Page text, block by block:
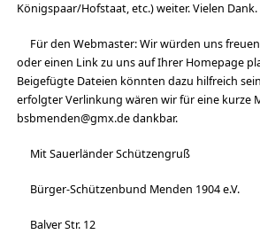
Königspaar/Hofstaat, etc.) weiter. Vielen Dank.
Für den Webmaster: Wir würden uns
oder einen Link zu uns auf Ihrer Homepage
Beigefügte Dateien könnten dazu hilfreich
erfolgter Verlinkung wären wir für eine kurze
bsbmenden@gmx.de dankbar.
Mit Sauerländer Schützengruß
Bürger-Schützenbund Menden 1904 e.V.
Balver Str. 12